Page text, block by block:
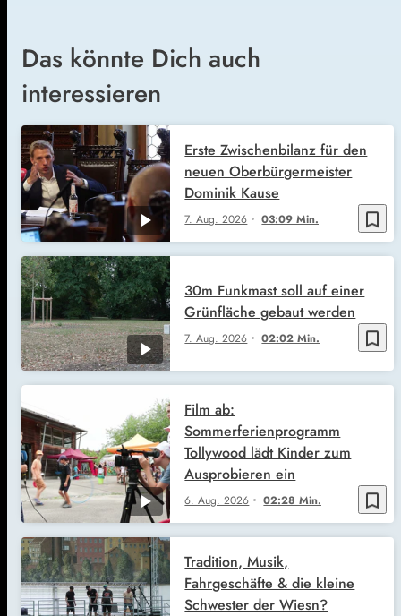
Das könnte Dich auch
interessieren
bookmark_border
7. Aug. 2026 03:09 Min.
Erste Zwischenbilanz für den
neuen Oberbürgermeister
Dominik Kause
bookmark_border
7. Aug. 2026 02:02 Min.
30m Funkmast soll auf einer
Grünfläche gebaut werden
bookmark_border
6. Aug. 2026 02:28 Min.
Film ab:
Sommerferienprogramm
Tollywood lädt Kinder zum
Ausprobieren ein
Tradition, Musik,
Fahrgeschäfte & die kleine
Schwester der Wiesn?